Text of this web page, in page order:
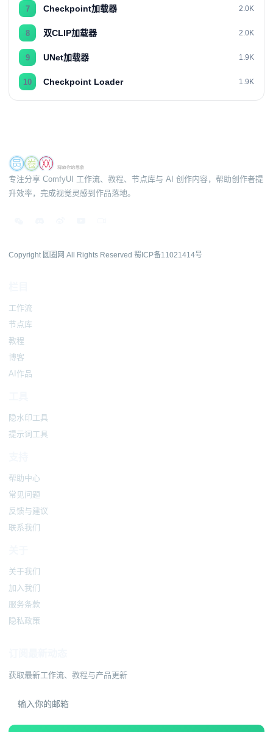
7 Checkpoint加载器 2.0K
8 双CLIP加载器 2.0K
9 UNet加载器 1.9K
10 Checkpoint Loader 1.9K
专注分享 ComfyUI 工作流、教程、节点库与 AI 创作内容，帮助创作者提
升效率，完成视觉灵感到作品落地。
Copyright 圆圈网 All Rights Reserved 蜀ICP备11021414号
工作流
节点库
教程
博客
AI作品
隐水印工具
提示词工具
帮助中心
常见问题
反馈与建议
联系我们
关于我们
加入我们
服务条款
隐私政策
获取最新工作流、教程与产品更新